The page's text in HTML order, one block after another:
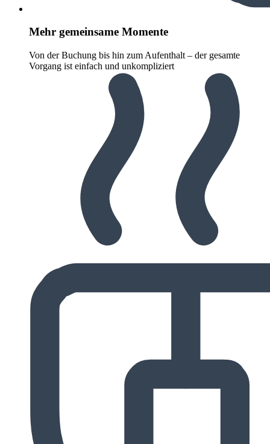
Mehr gemeinsame Momente
Von der Buchung bis hin zum Aufenthalt – der gesamte
Vorgang ist einfach und unkompliziert